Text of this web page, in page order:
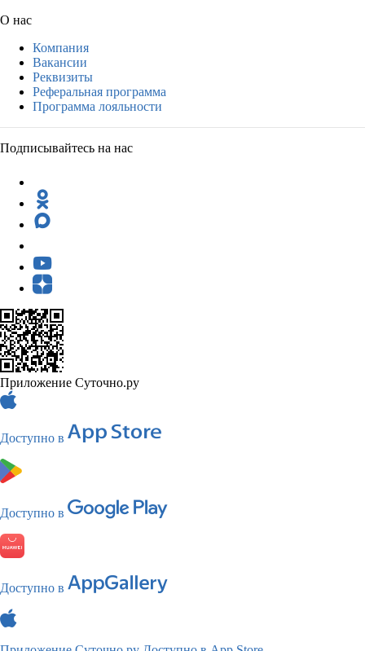
О нас
Компания
Вакансии
Реквизиты
Реферальная программа
Программа лояльности
Подписывайтесь на нас
Приложение Суточно.ру
Доступно в
Доступно в
Доступно в